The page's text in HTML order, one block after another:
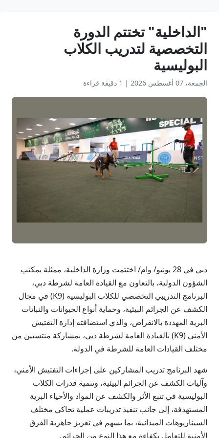
"الداخلية" تختتم الدورة
التخصصية لتدريب الكلاب
البوليسية
الجمعة، 07 أغسطس 2026 | 1 دقيقة قراءة
دبي في 28 يونيو/ وام/ اختتمت وزارة الداخلية، ممثلة بمكتب
الشؤون الدولية، بالتعاون مع القيادة العامة لشرطة دبي،
البرنامج التدريبي التخصصي للكلاب البوليسية (K9) في مجال
الكشف عن الجرائم البيئية، وحماية أنواع الحيوانات والنباتات
البرية المهددة بالانقراض، والذي استضافته إدارة التفتيش
الأمني (K9) بالقيادة العامة لشرطة دبي، بمشاركة منتسبين من
مختلف القيادات العامة للشرطة في الدولة.
شهد البرنامج تدريب المشاركين على إجراءات التفتيش الأمني،
وآليات الكشف عن الجرائم البيئية، وتنمية قدرات الكلاب
البوليسية في تتبع الأثر والكشف عن المواد والأحياء البرية
المستهدفة، إلى جانب تنفيذ تدريبات عملية تحاكي مختلف
السيناريوهات الميدانية، بما يسهم في تعزيز جاهزية الفرق
الأمنية للتعامل بكفاءة مع هذا النوع من الجرائم.